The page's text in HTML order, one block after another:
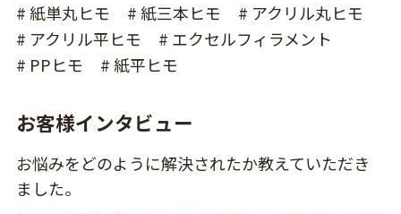
# 紙単丸ヒモ
# 紙三本ヒモ
# アクリル丸ヒモ
# アクリル平ヒモ
# エクセルフィラメント
# PPヒモ
# 紙平ヒモ
お客様インタビュー
お悩みをどのように解決されたか教えていただき
ました。